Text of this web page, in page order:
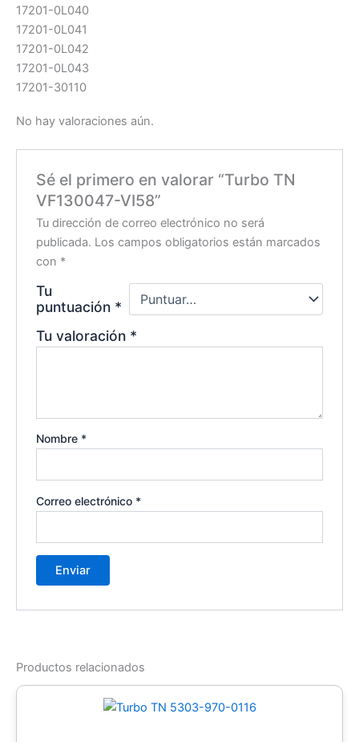
17201-0L040
17201-0L041
17201-0L042
17201-0L043
17201-30110
No hay valoraciones aún.
Sé el primero en valorar “Turbo TN
VF130047-VI58”
Tu dirección de correo electrónico no será
publicada. Los campos obligatorios están marcados
con *
Tu
puntuación *
Tu valoración *
Nombre *
Correo electrónico *
Productos relacionados